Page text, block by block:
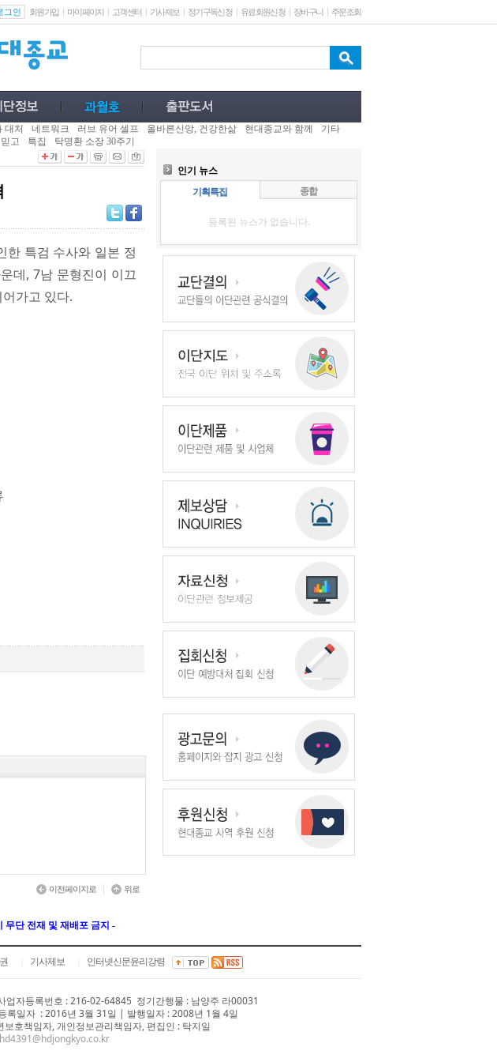
그인 회원가입 마이페이지 고객센터 기사제보 정기구독신청 유료회원신청 장바구니 주문조회
대처 네트워크 러브 유어 셀프 올바른신앙, 건강한삶 현대종교와 함께
기타
고 특집 탁명환 소장 30주기
한 특검 수사와 일본 정
데, 7남 문형진이 이끄
가고 있다.
이전페이지로 | 위로
인기 뉴스
기획특집
종합
등록된 뉴스가 없습니다.
단 전재 및 재배포 금지 -
기사제보 인터넷신문윤리강령
업자등록번호 : 216-02-64845 정기간행물 : 남양주 라00031
일자 : 2016년 3월 31일 | 발행일자 : 2008년 1월 4일
호책임자, 개인정보관리책임자, 편집인 : 탁지일
hd4391@hdjongkyo.co.kr